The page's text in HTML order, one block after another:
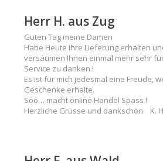
Herr H. aus Zug
Guten Tag meine Damen
Habe Heute Ihre Lieferung erhalten
versäumen Ihnen einmal mehr sehr
Service zu danken !
Es ist für mich jedesmal eine Freude,
Geschenke erhalte.
Soo… macht online Handel Spass !
Herzliche Grüsse und dankschön K.